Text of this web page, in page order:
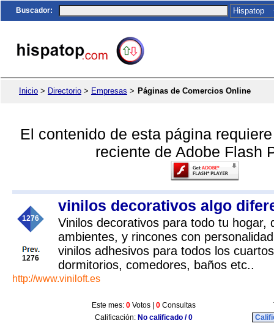
Buscador:
Inicio > Directorio > Empresas > Páginas de Comercios Online
El contenido de esta página
reciente de Adobe Flash
1276
1276
vinilos decorativos algo
Vinilos decorativos para todo tu hogar,
ambientes, y rincones con
vinilos adhesivos para todos los
dormitorios, comedores, baños etc..
http://www.viniloft.es
Este mes: 0 Votos | 0 Consultas
Calificación: No calificado / 0